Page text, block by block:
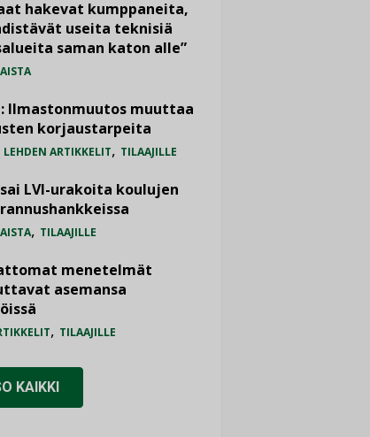
hakevat kumppaneita,
useita teknisiä
saman katon alle”
Ilmastonmuutos muuttaa
korjaustarpeita
LEHDEN ARTIKKELIT, TILAAJILLE
LVI-urakoita koulujen
, TILAAJILLE
menetelmät
asemansa
, TILAAJILLE
KAIKKI